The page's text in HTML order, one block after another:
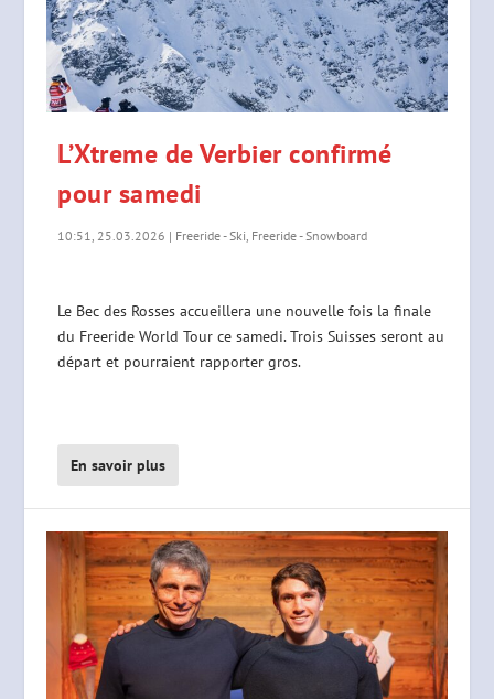
L’Xtreme de Verbier confirmé
pour samedi
10:51, 25.03.2026 | Freeride - Ski Freeride - Snowboard
Le Bec des Rosses accueillera une nouvelle fois la finale
du Freeride World Tour ce samedi. Trois Suisses seront au
départ et pourraient rapporter gros.
En savoir plus